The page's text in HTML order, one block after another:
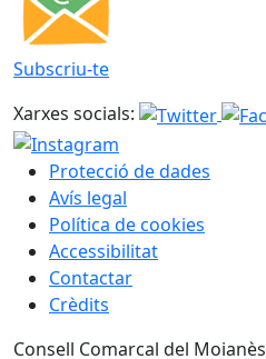
Subscriu-te
Xarxes socials:
Protecció de dades
Avís legal
Política de cookies
Accessibilitat
Contactar
Crèdits
Consell Comarcal del Moianès